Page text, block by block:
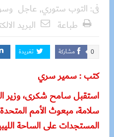
فى: التوب ستوري, عاجل
طباعة
البريد
مشاركة 0 تغريدة
كتب : سمير سري
استقبل سامح شكرى، وزير
سلامة، مبعوث الأمم المتحدة
المستجدات على الساحة